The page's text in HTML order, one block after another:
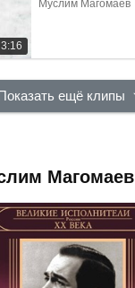
3:16
Муслим Магомаев
ещё клипы
Магомаев